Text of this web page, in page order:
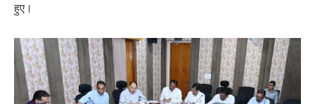
हुए।